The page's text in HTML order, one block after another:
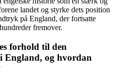
landet og styrke dets position
på England, der fortsatte
fremover.
forhold til den
England, og hvordan